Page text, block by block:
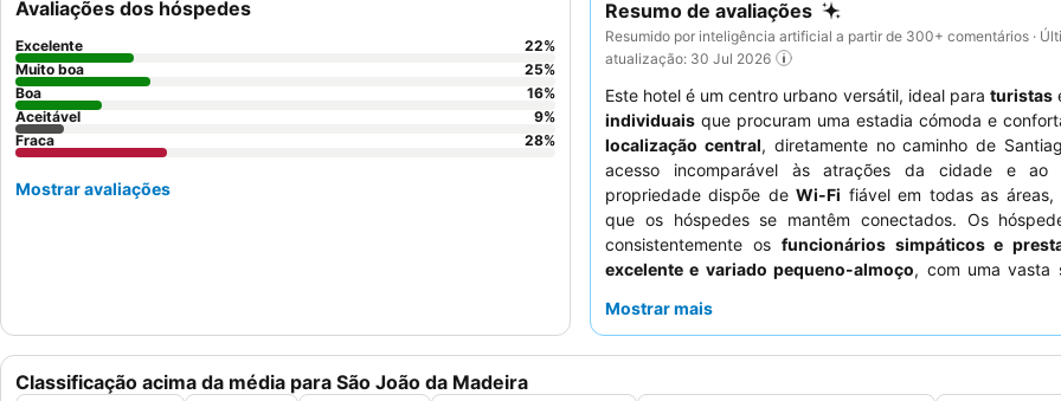
Resumo de avaliações
Resumido por inteligência artificial a partir de 300+ comentários ·
atualização: 30 Jul 2026
Este hotel é um centro urbano versátil, ideal para turistas
individuais que procuram uma estadia cómoda e
localização central, diretamente no caminho de
acesso incomparável às atrações da cidade e ao
propriedade dispõe deWi-Fi fiável em todas as áreas,
que os hóspedes se mantêm conectados. Os
consistentemente os funcionários simpáticos e
excelente e variado pequeno-almoço, com uma vasta
hóspedes devem solicitar um quarto virado para o jardim.
Mostrar mais
Classificação acima da média para São João da Madeira
Avaliações dos hóspedes
Excelente 22%
Muito boa
25%
Boa
16%
Aceitável
9%
Fraca
28%
Mostrar avaliações